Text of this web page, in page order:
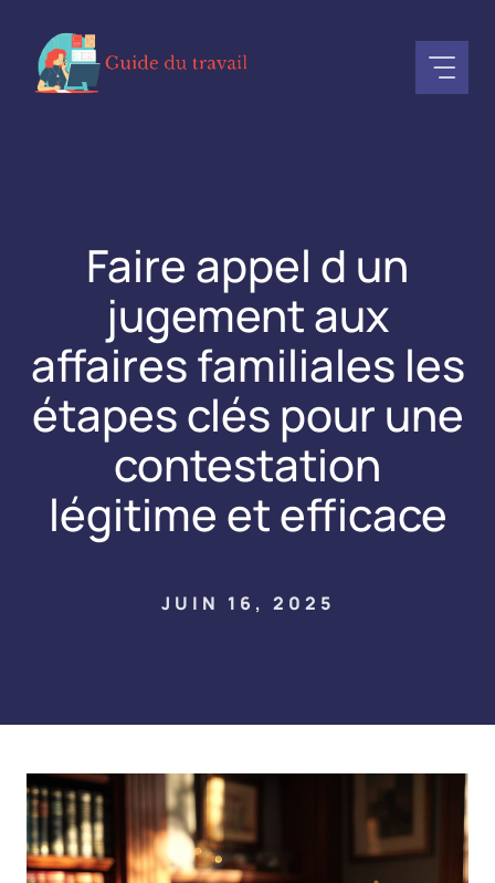
contenu
Faire appel d un
jugement aux
affaires familiales les
étapes clés pour une
contestation
légitime et efficace
JUIN 16, 2025